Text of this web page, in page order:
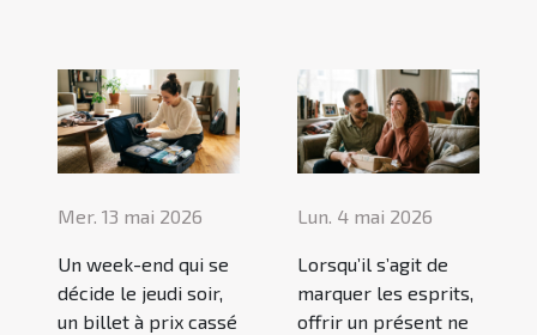
Mer. 13 mai 2026
Un week-end qui se
décide le jeudi soir,
un billet à prix cassé
Lun. 4 mai 2026
Lorsqu’il s’agit de
marquer les esprits,
offrir un présent ne